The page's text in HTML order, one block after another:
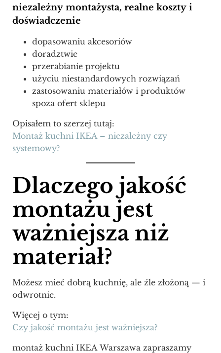
niezależny montażysta, realne koszty i
doświadczenie
dopasowaniu akcesoriów
doradztwie
przerabianie projektu
użyciu niestandardowych rozwiązań
zastosowaniu materiałów i produktów
spoza ofert sklepu
Opisałem to szerzej tutaj:
Montaż kuchni IKEA – niezależny czy
systemowy?
Dlaczego jakość
montażu jest
ważniejsza niż
materiał?
Możesz mieć dobrą kuchnię, ale źle złożoną — i
odwrotnie.
Więcej o tym:
Czy jakość montażu jest ważniejsza?
montaż kuchni IKEA Warszawa zapraszamy